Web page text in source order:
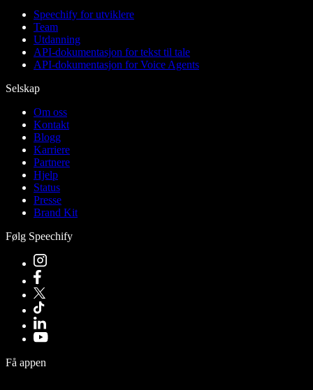
Speechify for utviklere
Team
Utdanning
API-dokumentasjon for tekst til tale
API-dokumentasjon for Voice Agents
Selskap
Om oss
Kontakt
Blogg
Karriere
Partnere
Hjelp
Status
Presse
Brand Kit
Følg Speechify
Få appen